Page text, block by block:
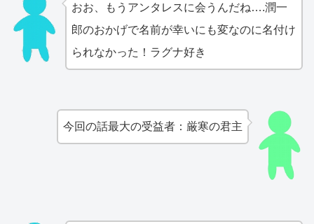
おお、もうアンタレスに会うんだね….潤一
郎のおかげで名前が幸いにも変なのに名付け
られなかった！ラグナ好き
今回の話最大の受益者：厳寒の君主